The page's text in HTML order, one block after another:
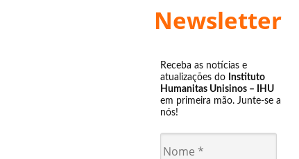
Newsletter
Receba as notícias e
atualizações do Instituto
Humanitas Unisinos – IHU
em primeira mão. Junte-se a
nós!